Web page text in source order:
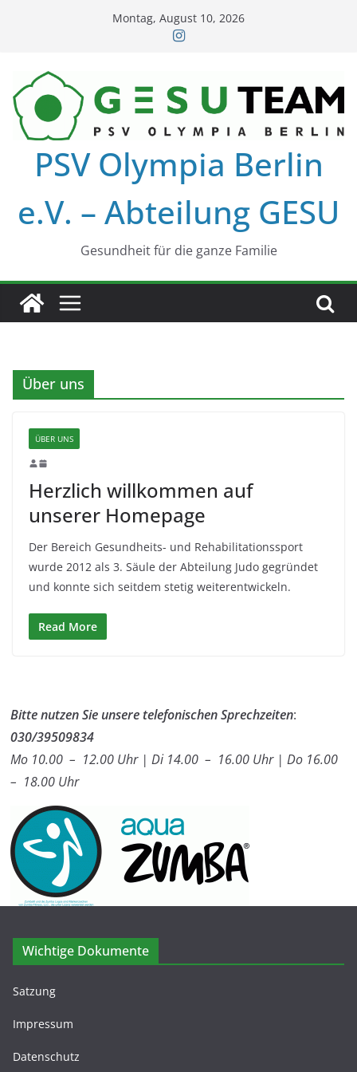
Montag, August 10, 2026
PSV Olympia Berlin
e.V. – Abteilung GESU
Gesundheit für die ganze Familie
Über uns
ÜBER UNS
Herzlich willkommen auf
unserer Homepage
Der Bereich Gesundheits- und Rehabilitationssport
wurde 2012 als 3. Säule der Abteilung Judo gegründet
und konnte sich seitdem stetig weiterentwickeln.
Read More
Bitte nutzen Sie unsere telefonischen Sprechzeiten:
030/39509834
Mo 10.00 – 12.00 Uhr | Di 14.00 – 16.00 Uhr | Do 16.00
– 18.00 Uhr
Wichtige Dokumente
Satzung
Impressum
Datenschutz